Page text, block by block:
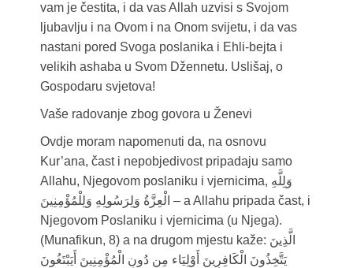
vam je čestita, i da vas Allah uzvisi s Svojom
ljubavlju i na Ovom i na Onom svijetu, i da vas
nastani pored Svoga poslanika i Ehli-bejta i
velikih ashaba u Svom Džennetu. Uslišaj, o
Gospodaru svjetova!
Vaše radovanje zbog govora u Ženevi
Ovdje moram napomenuti da, na osnovu
Kur’ana, čast i nepobjedivost pripadaju samo
Allahu, Njegovom poslaniku i vjernicima, وَلِلَّهِ
الْعِزَّةُ وَلِرَسُولِهِ وَلِلْمُؤْمِنِينَ – a Allahu pripada čast, i
Njegovom Poslaniku i vjernicima (u Njega).
(Munafikun, 8) a na drugom mjestu kaže: الَّذِينَ
يَتَّخِذُونَ الْكَافِرِينَ أَوْلِيَاء مِن دُونِ الْمُؤْمِنِينَ أَيَبْتَغُونَ